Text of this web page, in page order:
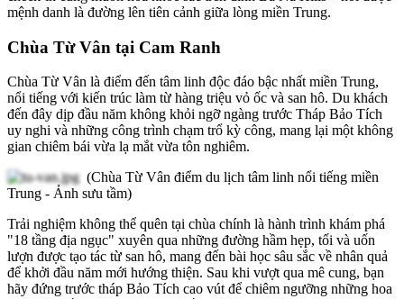
mệnh danh là đường lên tiên cảnh giữa lòng miền Trung.
Chùa Từ Vân tại Cam Ranh
Chùa Từ Vân là điểm đến tâm linh độc đáo bậc nhất miền Trung,
nổi tiếng với kiến trúc làm từ hàng triệu vỏ ốc và san hô. Du khách
đến đây dịp đầu năm không khỏi ngỡ ngàng trước Tháp Bảo Tích
uy nghi và những công trình chạm trổ kỳ công, mang lại một không
gian chiêm bái vừa lạ mắt vừa tôn nghiêm.
(Chùa Từ Vân điểm du lịch tâm linh nổi tiếng miền
Trung - Ảnh sưu tầm)
Trải nghiệm không thể quên tại chùa chính là hành trình khám phá
"18 tầng địa ngục" xuyên qua những đường hầm hẹp, tối và uốn
lượn được tạo tác từ san hô, mang đến bài học sâu sắc về nhân quả
để khởi đầu năm mới hướng thiện. Sau khi vượt qua mê cung, bạn
hãy đứng trước tháp Bảo Tích cao vút để chiêm ngưỡng những hoa